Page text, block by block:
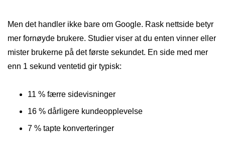
Men det handler ikke bare om Google. Rask nettside betyr
mer fornøyde brukere. Studier viser at du enten vinner eller
mister brukerne på det første sekundet. En side med mer
enn 1 sekund ventetid gir typisk:
11 % færre sidevisninger
16 % dårligere kundeopplevelse
7 % tapte konverteringer